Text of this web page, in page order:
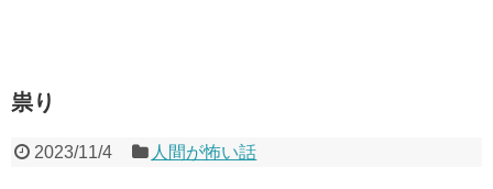
祟り
2023/11/4 人間が怖い話